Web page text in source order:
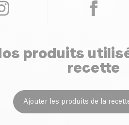
produits
recette
Ajouter les produits de la